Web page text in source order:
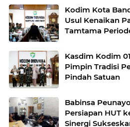
Kodim Kota
Usul Kenaikan
Tamtama
Kasdim Kodim
Pimpin Tradisi
Pindah Satuan
Babinsa
Persiapan HUT
Sinergi